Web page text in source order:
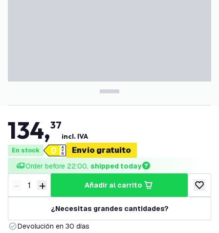
134,37
incl. IVA
En stock Envío gratuito
Order before 22:00, shipped today
Disminuir cantidad
- Aumentar cantidad
+ añadir al carrito
añadir
¿Necesitas grandes cantidades?
Devolución en 30 días